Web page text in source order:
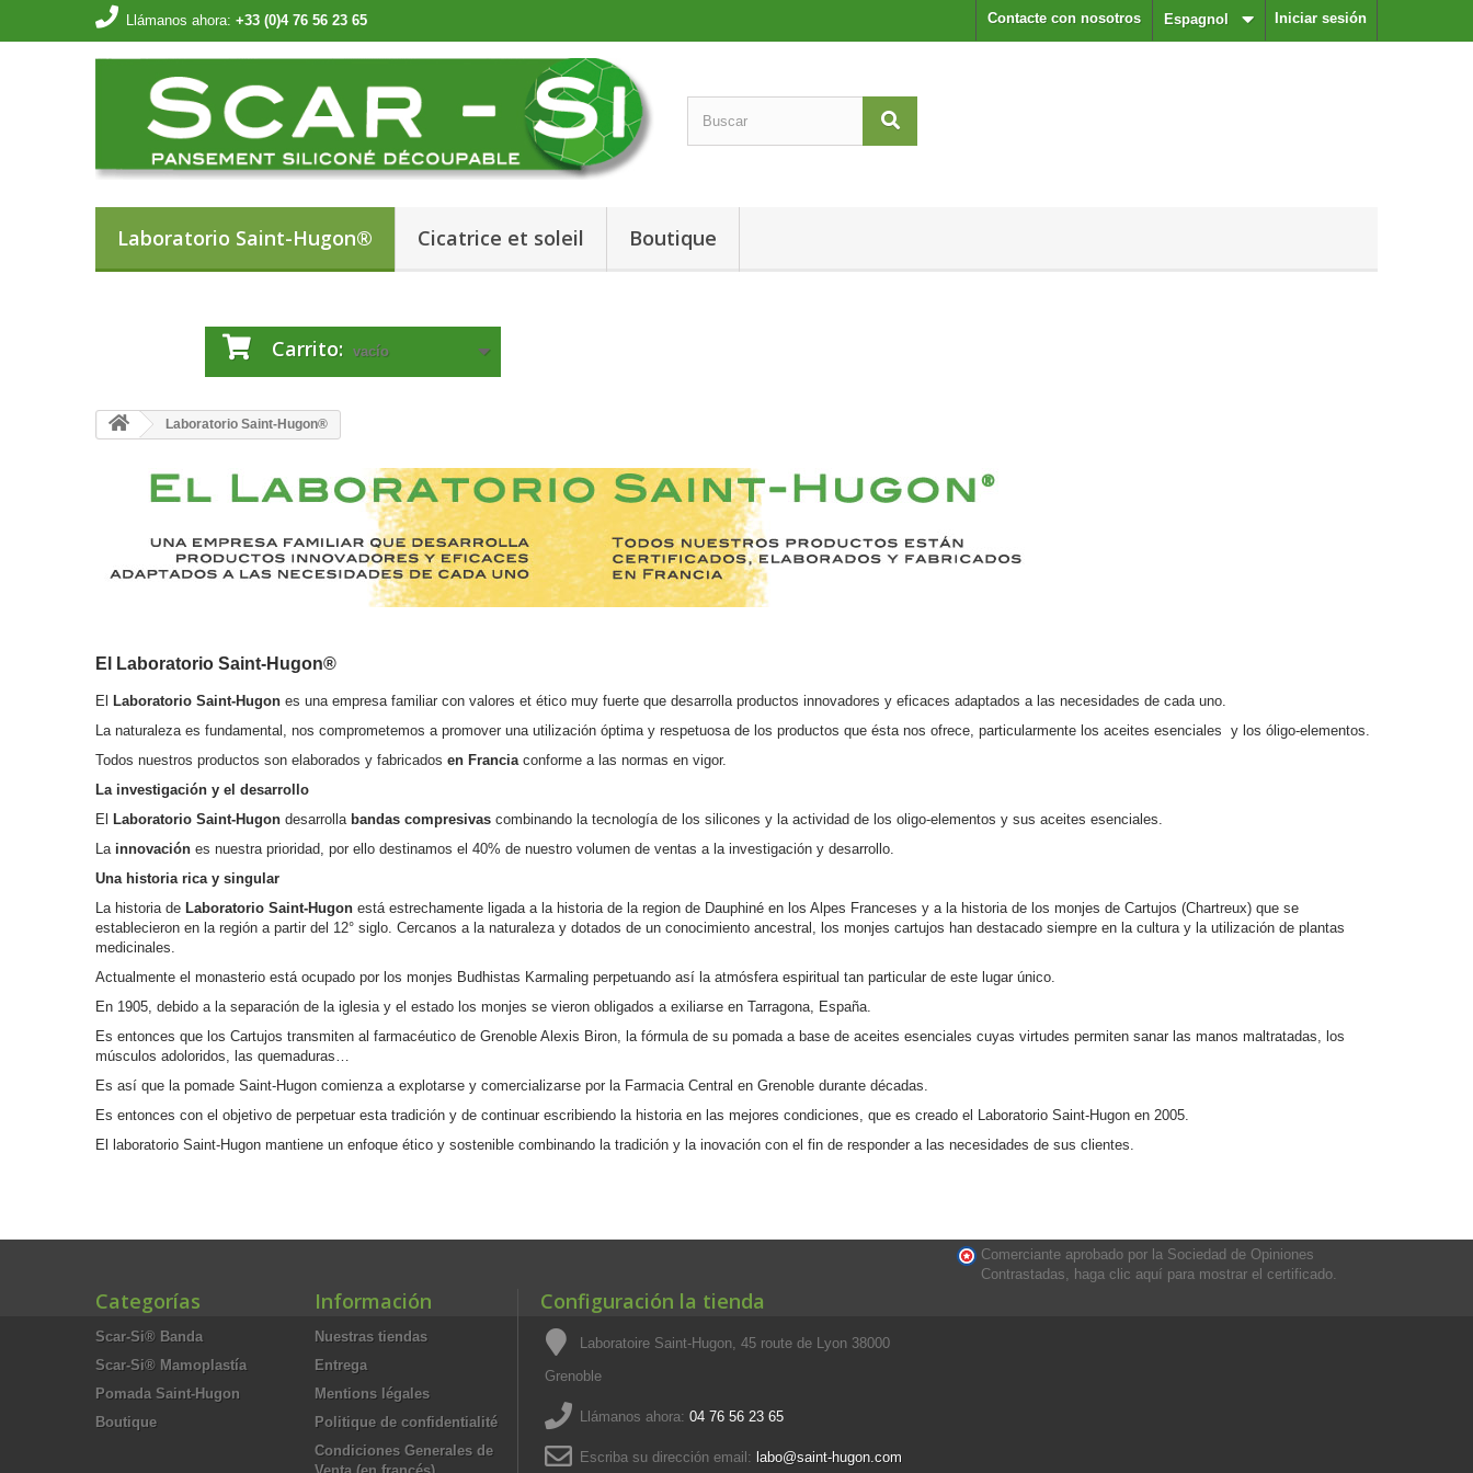
Iniciar sesión
Espagnol
Contacte con nosotros
Llámanos ahora: +33 (0)4 76 56 23 65
Laboratorio Saint-Hugon® Cicatrice et soleil Boutique
Carrito: vacío
Laboratorio Saint-Hugon®
El Laboratorio Saint-Hugon®
El Laboratorio Saint-Hugon es una empresa familiar con valores et ético muy fuerte que desarrolla productos innovadores y eficaces adaptados a las necesidades de cada uno.
La naturaleza es fundamental, nos comprometemos a promover una utilización óptima y respetuosa de los productos que ésta nos ofrece, particularmente los aceites esenciales y los óligo-elementos.
Todos nuestros productos son elaborados y fabricados en Franciaconforme a las normas en vigor.
La investigación y el desarrollo
El
Laboratorio Saint-Hugon desarrolla bandas compresivas combinando la tecnología de los silicones y la actividad de los oligo-elementos y sus aceites esenciales.
La innovación es nuestra prioridad, por ello destinamos el 40% de nuestro volumen de ventas a la investigación y desarrollo.
Una historia rica y singular
La historia de Laboratorio Saint-Hugon está estrechamente ligada a la historia de la region de Dauphiné en los Alpes Franceses y a la historia de los monjes de Cartujos (Chartreux) que se
establecieron en la región a partir del 12° siglo. Cercanos a la naturaleza y dotados de un conocimiento ancestral, los monjes cartujos han destacado siempre en la cultura y la utilización de plantas
medicinales.
Actualmente el monasterio está ocupado por los monjes Budhistas Karmaling perpetuando así la atmósfera espiritual tan particular de este lugar único.
En 1905, debido a la separación de la iglesia y el estado los monjes se vieron obligados a exiliarse en Tarragona, España.
Es entonces que los Cartujos transmiten al farmacéutico de Grenoble Alexis Biron, la fórmula de su pomada a base de aceites esenciales cuyas virtudes permiten sanar las manos maltratadas, los
músculos adoloridos, las quemaduras…
Es así que la pomade Saint-Hugon comienza a explotarse y comercializarse por la Farmacia Central en Grenoble durante décadas.
Es entonces con el objetivo de perpetuar esta tradición y de continuar escribiendo la historia en las mejores condiciones, que es creado el Laboratorio Saint-Hugon en 2005.
El laboratorio Saint-Hugon mantiene un enfoque ético y sostenible combinando la tradición y la inovación con el fin de responder a las necesidades de sus clientes.
Categorías
Scar-Si® Banda
Scar-Si® Mamoplastía
Pomada Saint-Hugon
Boutique
Información
Nuestras tiendas
Entrega
Mentions légales
Politique de confidentialité
Condiciones Generales de
Configuración la tienda
Laboratoire Saint-Hugon, 45 route de Lyon 38000
Grenoble
Llámanos ahora: 04 76 56 23 65
Escriba su dirección email: labo@saint-hugon.com
Comerciante aprobado por la Sociedad de Opiniones
Contrastadas, haga clic aquí para mostrar el certificado.